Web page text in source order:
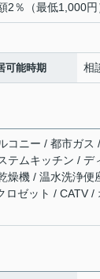
％（最低1,000円
可能時期 相
ニー / 都市ガス
テムキッチン /
機 / 温水洗浄
ゼット / CATV